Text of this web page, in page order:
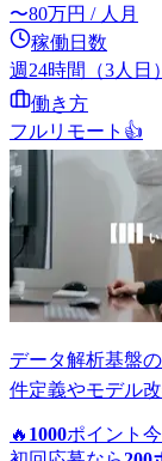
〜80万円 / 人月
稼働日数
週24時間（3人日）
働き方
フルリモート 👍
データ解析基盤
件定義やモデル
🔥 1000ポイント